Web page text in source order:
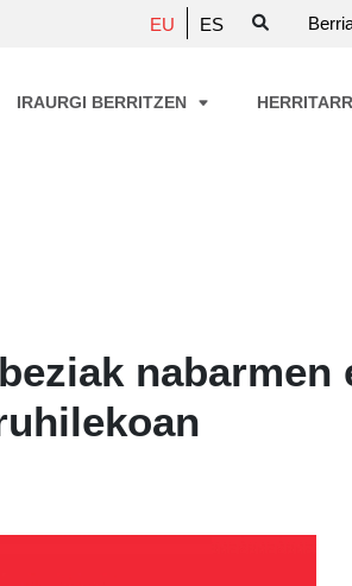
EU ES
IRAURGI BERRITZEN
nabarmen